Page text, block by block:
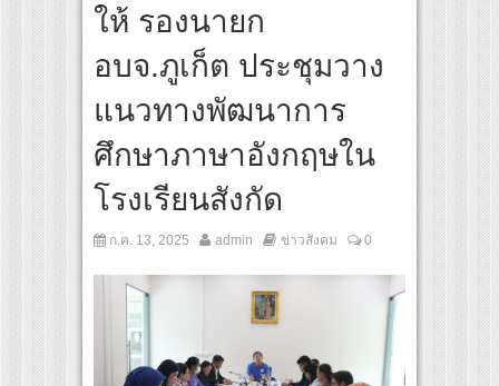
“Under Her Rules ใต้เงาจันทรา” เปิดเคมี “อุ้ม–มีนา” ประกบคู่ครั้งสำคัญ ชวนแฟนปัก
ให้ รองนายก
อบจ.ภูเก็ต ประชุมวาง
แนวทางพัฒนาการ
ศึกษาภาษาอังกฤษใน
โรงเรียนสังกัด
ก.ค. 13, 2025 admin ข่าวสังคม 0